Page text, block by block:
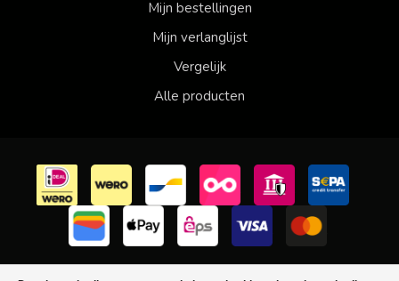
Mijn bestellingen
Mijn verlanglijst
Vergelijk
Alle producten